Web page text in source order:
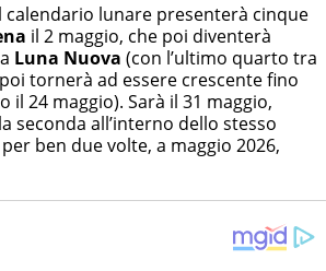
lunare presenterà cinque
il 2 maggio, che poi diventerà
Luna Nuova (con l’ultimo quarto tra
tornerà ad essere crescente fino
24 maggio). Sarà il 31 maggio,
la seconda all’interno dello stesso
ben due volte, a maggio 2026,